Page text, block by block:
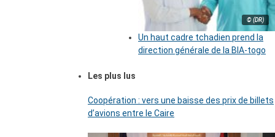
© (DR)
Un haut cadre tchadien prend la
direction générale de la BIA-togo
Les plus lus
Coopération : vers une baisse des prix de billets
d’avions entre le Caire